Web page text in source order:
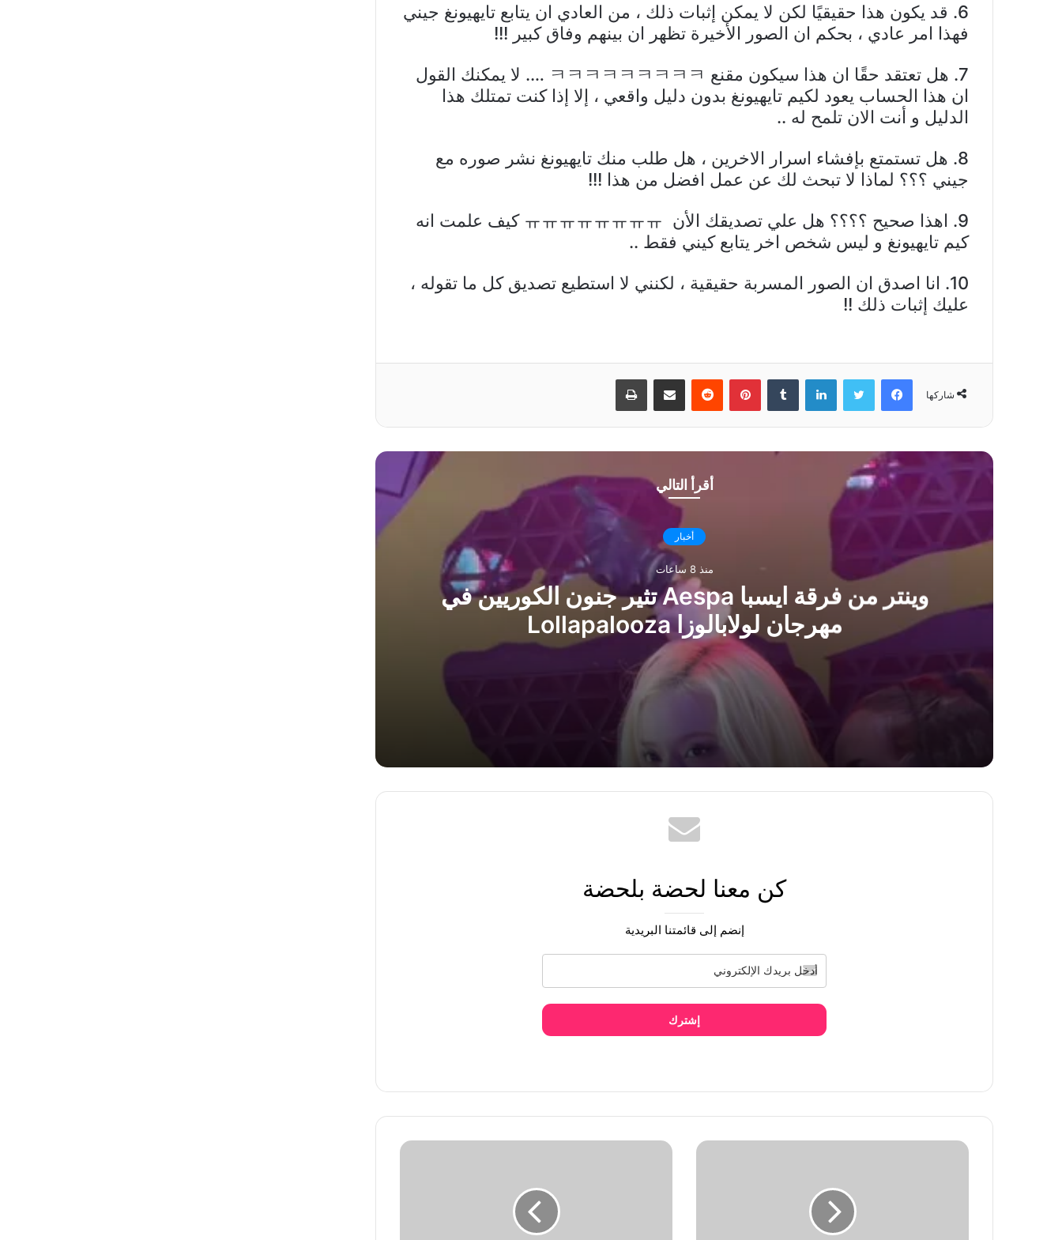
6. قد يكون هذا حقيقيًا لكن لا يمكن إثبات ذلك ، من العادي ان يتابع تايهيونغ جيني
فهذا امر عادي ، بحكم ان الصور الأخيرة تظهر ان بينهم وفاق كبير !!!
7. هل تعتقد حقًا ان هذا سيكون مقنع ㅋㅋㅋㅋㅋㅋㅋㅋㅋ …. لا يمكنك القول
ان هذا الحساب يعود لكيم تايهيونغ بدون دليل واقعي ، إلا إذا كنت تمتلك هذا
الدليل و أنت الان تلمح له ..
8. هل تستمتع بإفشاء اسرار الاخرين ، هل طلب منك تايهيونغ نشر صوره مع
جيني ؟؟؟ لماذا لا تبحث لك عن عمل افضل من هذا !!!
9. اهذا صحيح ؟؟؟؟ هل علي تصديقك الأن ㅠㅠㅠㅠㅠㅠㅠㅠ كيف علمت انه
كيم تايهيونغ و ليس شخص اخر يتابع كيني فقط ..
10. انا اصدق ان الصور المسربة حقيقية ، لكنني لا استطيع تصديق كل ما تقوله ،
عليك إثبات ذلك !!
شاركها
فيسبوك تويتر لينكدإن بينتيريست مشاركة عبر البريد طباعة
أقرأ التالي
أخبار
منذ 8 ساعات
وينتر من فرقة ايسبا Aespa تثير جنون الكوريين في
مهرجان لولابالوزا Lollapalooza
الصينيين يتهمون بلاك بينك ليسا بإمتلاك رائحة قب.يحة بسبب التدخين والنظام الغذائي غير الصحي
كن معنا لحضة بلحضة
إنضم إلى قائمتنا البريدية
إشترك